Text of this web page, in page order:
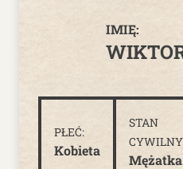
IMIĘ:
PŁEĆ:
Kobieta
STAN
Mężatka